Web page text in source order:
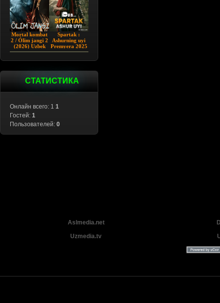
Mortal kombat
2 / Ólim jangi 2
(2026) Uzbek
tilida
Spartak :
Ashurning uyi
Premyera 2025
Barcha qismlar
СТАТИСТИКА
Онлайн всего: 1 1
Гостей: 1
Пользователей: 0
Aslmedia.net
Uzmedia.tv